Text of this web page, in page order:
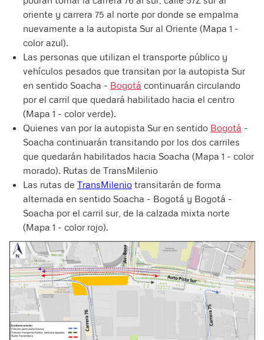
oriente y carrera 75 al norte por donde se empalma
nuevamente a la autopista Sur al Oriente (Mapa 1 -
color azul).
Las personas que utilizan el transporte público y
vehículos pesados que transitan por la autopista Sur
en sentido Soacha - Bogotá continuarán circulando
por el carril que quedará habilitado hacia el centro
(Mapa 1 - color verde).
Quienes van por la autopista Sur en sentido Bogotá -
Soacha continuarán transitando por los dos carriles
que quedarán habilitados hacia Soacha (Mapa 1 - color
morado). Rutas de TransMilenio
Las rutas de TransMilenio transitarán de forma
alternada en sentido Soacha - Bogotá y Bogotá -
Soacha por el carril sur, de la calzada mixta norte
(Mapa 1 - color rojo).